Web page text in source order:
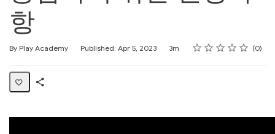
항
By Play Academy Published: Apr 5, 2023
Duration 3m Rating
1 star
2 stars
3 stars
4 stars
5 stars
Average rating: 0 0
No reviews